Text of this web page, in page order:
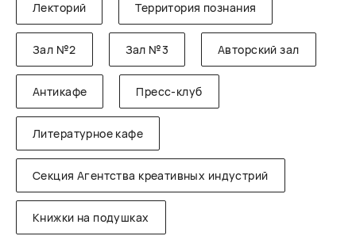
Лекторий Территория познания
Зал №2 Зал №3 Авторский зал
Антикафе Пресс-клуб
Литературное кафе
Секция Агентства креативных индустрий
Книжки на подушках